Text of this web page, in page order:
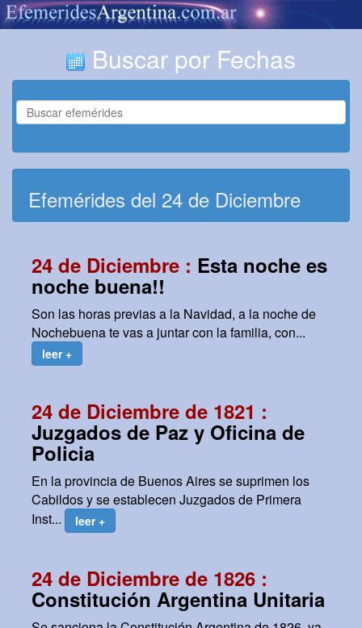
Buscar por Fechas
Efemérides del 24 de Diciembre
24 de Diciembre : Esta noche es
noche buena!!
Son las horas previas a la Navidad, a la noche de
Nochebuena te vas a juntar con la familia, con...
leer +
24 de Diciembre de 1821 :
Juzgados de Paz y Oficina de
Policia
En la provincia de Buenos Aires se suprimen los
Cabildos y se establecen Juzgados de Primera
Inst...
leer +
24 de Diciembre de 1826 :
Constitución Argentina Unitaria